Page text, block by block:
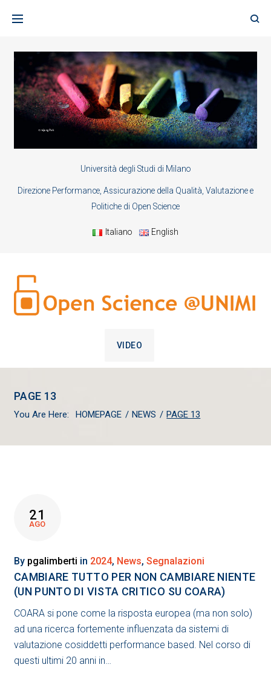
Università degli Studi di Milano
Direzione Performance, Assicurazione della Qualità, Valutazione e
Politiche di Open Science
Italiano English
VIDEO
PAGE 13
You Are Here: HOMEPAGE / NEWS / PAGE 13
21
AGO
By pgalimberti in 2024, News, Segnalazioni
CAMBIARE TUTTO PER NON CAMBIARE NIENTE
(UN PUNTO DI VISTA CRITICO SU COARA)
COARA si pone come la risposta europea (ma non solo)
ad una ricerca fortemente influenzata da sistemi di
valutazione cosiddetti performance based. Nel corso di
questi ultimi 20 anni in…